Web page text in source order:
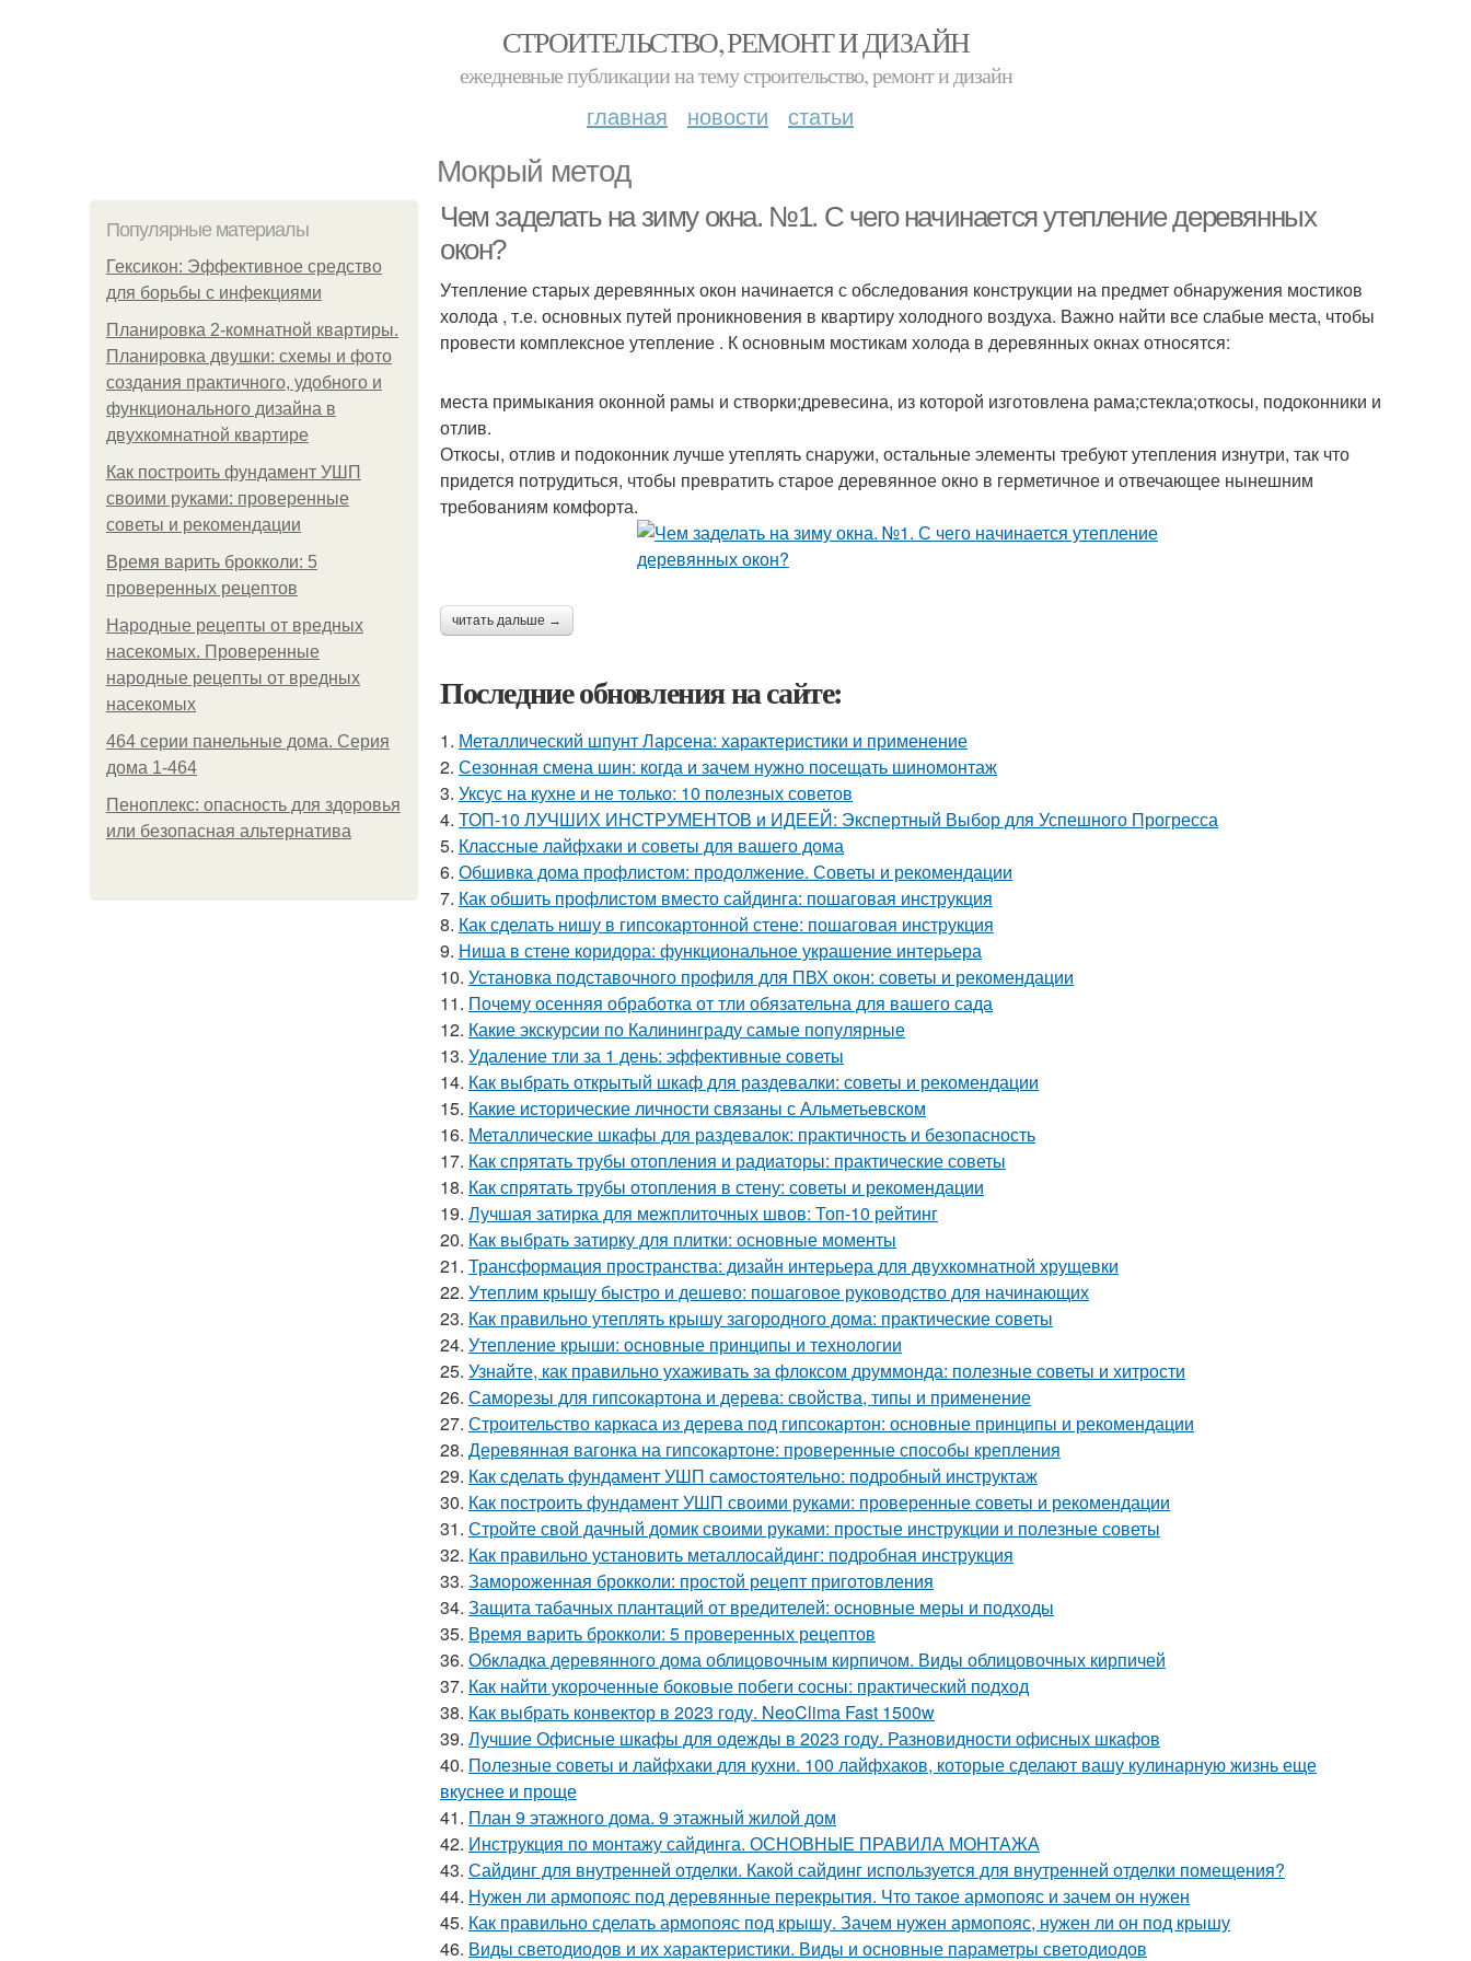
СТРОИТЕЛЬСТВО, РЕМОНТ И ДИЗАЙН
ежедневные публикации на тему строительство, ремонт и дизайн
главная новости статьи
Мокрый метод
Популярные материалы
Гексикон: Эффективное средство
для борьбы с инфекциями
Планировка 2-комнатной квартиры.
Планировка двушки: схемы и фото
создания практичного, удобного и
функционального дизайна в
двухкомнатной квартире
Как построить фундамент УШП
своими руками: проверенные
советы и рекомендации
Время варить брокколи: 5
проверенных рецептов
Народные рецепты от вредных
насекомых. Проверенные
народные рецепты от вредных
насекомых
464 серии панельные дома. Серия
дома 1-464
Пеноплекс: опасность для здоровья
или безопасная альтернатива
Чем заделать на зиму окна. №1. С чего начинается утепление деревянных
окон?
Утепление старых деревянных окон начинается с обследования конструкции на предмет обнаружения мостиков
холода , т.е. основных путей проникновения в квартиру холодного воздуха. Важно найти все слабые места, чтобы
провести комплексное утепление . К основным мостикам холода в деревянных окнах относятся:
места примыкания оконной рамы и створки;древесина, из которой изготовлена рама;стекла;откосы, подоконники и
отлив.
Откосы, отлив и подоконник лучше утеплять снаружи, остальные элементы требуют утепления изнутри, так что
придется потрудиться, чтобы превратить старое деревянное окно в герметичное и отвечающее нынешним
требованиям комфорта.
читать дальше →
Последние обновления на сайте:
1. Металлический шпунт Ларсена: характеристики и применение
2. Сезонная смена шин: когда и зачем нужно посещать шиномонтаж
3. Уксус на кухне и не только: 10 полезных советов
4. ТОП-10 ЛУЧШИХ ИНСТРУМЕНТОВ и ИДЕЕЙ: Экспертный Выбор для Успешного Прогресса
5. Классные лайфхаки и советы для вашего дома
6. Обшивка дома профлистом: продолжение. Советы и рекомендации
7. Как обшить профлистом вместо сайдинга: пошаговая инструкция
8. Как сделать нишу в гипсокартонной стене: пошаговая инструкция
9. Ниша в стене коридора: функциональное украшение интерьера
10. Установка подставочного профиля для ПВХ окон: советы и рекомендации
11. Почему осенняя обработка от тли обязательна для вашего сада
12. Какие экскурсии по Калининграду самые популярные
13. Удаление тли за 1 день: эффективные советы
14. Как выбрать открытый шкаф для раздевалки: советы и рекомендации
15. Какие исторические личности связаны с Альметьевском
16. Металлические шкафы для раздевалок: практичность и безопасность
17. Как спрятать трубы отопления и радиаторы: практические советы
18. Как спрятать трубы отопления в стену: советы и рекомендации
19. Лучшая затирка для межплиточных швов: Топ-10 рейтинг
20. Как выбрать затирку для плитки: основные моменты
21. Трансформация пространства: дизайн интерьера для двухкомнатной хрущевки
22. Утеплим крышу быстро и дешево: пошаговое руководство для начинающих
23. Как правильно утеплять крышу загородного дома: практические советы
24. Утепление крыши: основные принципы и технологии
25. Узнайте, как правильно ухаживать за флоксом друммонда: полезные советы и хитрости
26. Саморезы для гипсокартона и дерева: свойства, типы и применение
27. Строительство каркаса из дерева под гипсокартон: основные принципы и рекомендации
28. Деревянная вагонка на гипсокартоне: проверенные способы крепления
29. Как сделать фундамент УШП самостоятельно: подробный инструктаж
30. Как построить фундамент УШП своими руками: проверенные советы и рекомендации
31. Стройте свой дачный домик своими руками: простые инструкции и полезные советы
32. Как правильно установить металлосайдинг: подробная инструкция
33. Замороженная брокколи: простой рецепт приготовления
34. Защита табачных плантаций от вредителей: основные меры и подходы
35. Время варить брокколи: 5 проверенных рецептов
36. Обкладка деревянного дома облицовочным кирпичом. Виды облицовочных кирпичей
37. Как найти укороченные боковые побеги сосны: практический подход
38. Как выбрать конвектор в 2023 году. NeoClima Fast 1500w
39. Лучшие Офисные шкафы для одежды в 2023 году. Разновидности офисных шкафов
40. Полезные советы и лайфхаки для кухни. 100 лайфхаков, которые сделают вашу кулинарную жизнь еще
вкуснее и проще
41. План 9 этажного дома. 9 этажный жилой дом
42. Инструкция по монтажу сайдинга. ОСНОВНЫЕ ПРАВИЛА МОНТАЖА
43. Сайдинг для внутренней отделки. Какой сайдинг используется для внутренней отделки помещения?
44. Нужен ли армопояс под деревянные перекрытия. Что такое армопояс и зачем он нужен
45. Как правильно сделать армопояс под крышу. Зачем нужен армопояс, нужен ли он под крышу
46. Виды светодиодов и их характеристики. Виды и основные параметры светодиодов